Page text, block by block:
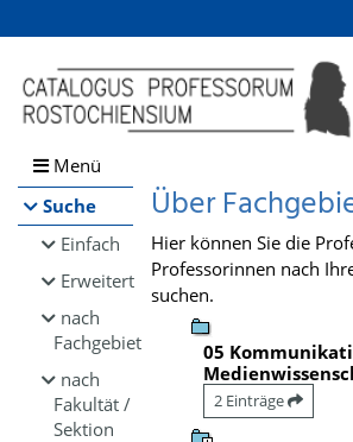
Browsen
direkt zum Inhalt
Menü
Suche
Einfach
Erweitert
nach
Fachgebiet
nach
Fakultät /
Sektion
Über
Hier können Sie die
Professorinnen nach
suchen.
05
2 Einträge